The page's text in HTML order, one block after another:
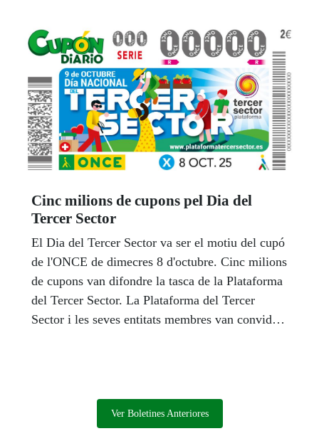
Cinc milions de cupons pel Dia del
Tercer Sector
El Dia del Tercer Sector va ser el motiu del cupó
de l'ONCE de dimecres 8 d'octubre. Cinc milions
de cupons van difondre la tasca de la Plataforma
del Tercer Sector. La Plataforma del Tercer
Sector i les seves entitats membres van convidar
Ver Boletines Anteriores